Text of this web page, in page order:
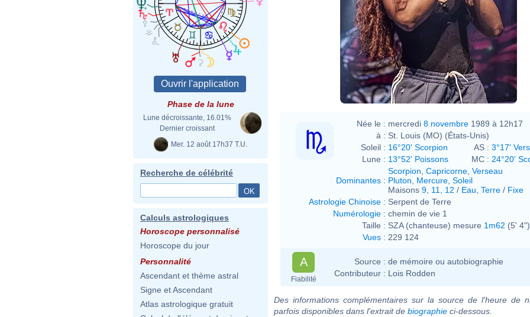
Phase de la lune
Lune décroissante, 16.01%
Dernier croissant
Mer. 12 août 17h37 T.U.
Recherche de célébrité
Calculs astrologiques
Horoscope personnalisé
Horoscope du jour
Personnalité
Ascendant et thème astral
Signe et Ascendant
Atlas astrologique gratuit
Née le : mercredi 8 novembre 1989 à 12h17
à : St. Louis (MO) (États-Unis)
Soleil : 16°20' Scorpion AS : 3°17'
Lune : 13°52' Poissons MC : 24°20'
Dominantes :
Scorpion Capricorne Verseau
Pluton
Mercure Soleil
Maisons 9 11 12 / Eau Terre / Fixe
Astrologie Chinoise : Serpent de Terre
Numérologie : chemin de vie 1
Taille : SZA (chanteuse) mesure 1m62 (5' 4")
Vues : 229 124
A
Fiabilité
Source : de mémoire ou autobiographie
Contributeur : Lois Rodden
Des informations complémentaires sur la source de l'heure de
parfois disponibles dans l'extrait de biographie ci-dessous.